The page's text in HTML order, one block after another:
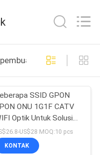
online
SSID GPON
ONU 1G1F CATV
Optik Untuk Solusi
US$28 MOQ:10 pcs
KONTAK